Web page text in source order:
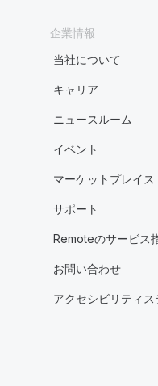
企業情報
当社について
キャリア
ニュースルーム
イベント
マーケットプレイス
サポート
Remoteのサービス
お問い合わせ
アクセシビリティス